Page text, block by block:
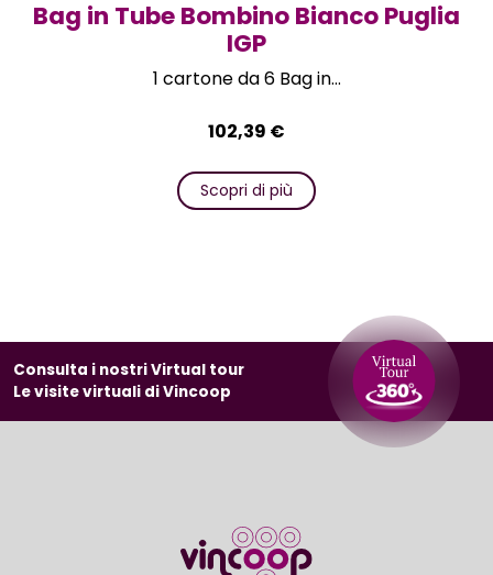
Bag in Tube Bombino Bianco Puglia
IGP
1 cartone da 6 Bag in...
102,39 €
Scopri di più
Consulta i nostri Virtual tour
Le visite virtuali di Vincoop